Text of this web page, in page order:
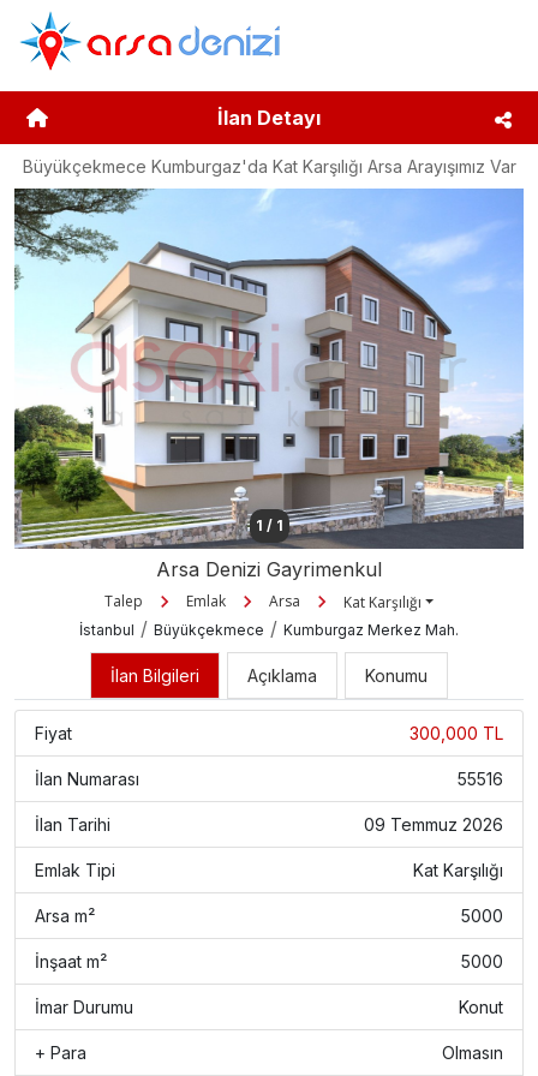
İlan Detayı
Büyükçekmece Kumburgaz'da Kat Karşılığı Arsa Arayışımız Var
1 / 1
Arsa Denizi Gayrimenkul
Talep Emlak Arsa Kat Karşılığı
İstanbul / Büyükçekmece / Kumburgaz Merkez Mah.
İlan Bilgileri Açıklama Konumu
Fiyat 300,000 TL
İlan Numarası 55516
İlan Tarihi 09 Temmuz 2026
Emlak Tipi Kat Karşılığı
Arsa m² 5000
İnşaat m² 5000
İmar Durumu Konut
+ Para Olmasın